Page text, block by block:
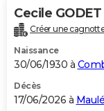
Cecile GODET
Créer une
Naissance
30/06/1930 à
Décès
17/06/2026 à